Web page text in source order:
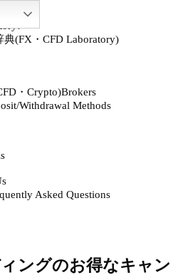
・Crypto)Brokers
Withdrawal Methods
Asked Questions
ングのお得なキャン